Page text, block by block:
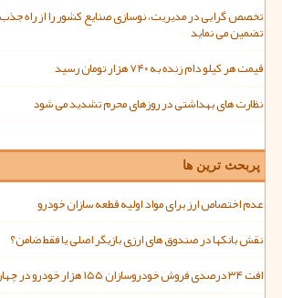
تخصص گرایی در مدیریت، نوسازی صنایع کشور را از راه
تضمین می نماید
قیمت هر کیلو دام زنده به ۷۴۰ هزار تومان رسید
نظارت های بهداشتی در روزهای محرم تشدید می شود
پربحث ترین ها
عدم اختصاص ارز برای مواد اولیه قطعه سازان خودرو
نقش بانکها در صندوق های ارزی بازیگر اصلی یا فقط ضامن؟
افت ۳۴ درصدی فروش خودروسازان ۱۵۵ هزار خودرو در چهار ماه به فروش رسید